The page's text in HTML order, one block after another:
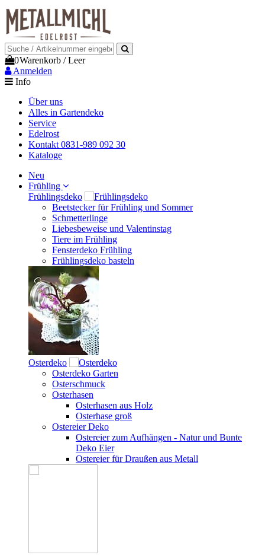
0Warenkorb /Leer
Anmelden
Info
Über uns
Alles in Gartendeko
Service
Edelrost
Kontakt 0831-989 092 30
Kataloge
Neu
Frühling
Frühlingsdeko
Beetstecker für Frühling und Sommer
Schmetterlinge
Liebesbeweise und Valentinstag
Tiere im Frühling
Fensterdeko Frühling
Frühlingsdeko basteln
Osterdeko
Osterdeko Garten
Osterschmuck
Osterhasen
Osterhasen aus Holz
Osterhase groß
Ostereier Deko
Ostereier zum Aufhängen - Natur und Bunte
Deko Eier
Ostereier für Draußen aus Metall